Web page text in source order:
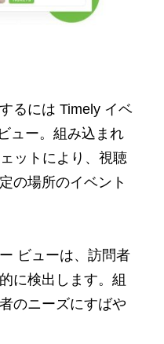
るには Timely イベ
ュー。組み込まれ
ットにより、視聴
の場所のイベント
ビューは、訪問者
に検出します。組
のニーズにすばや